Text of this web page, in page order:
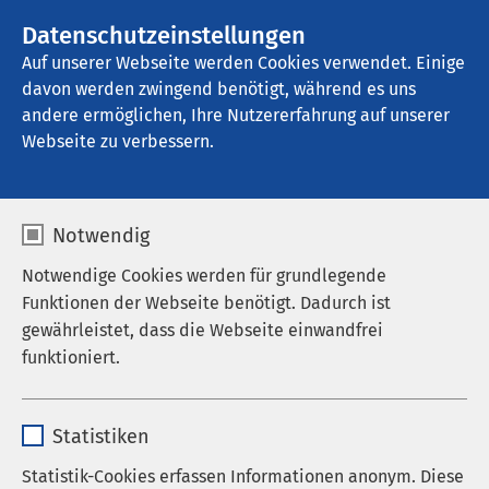
Datenschutzeinstellungen
Auf unserer Webseite werden Cookies verwendet. Einige
davon werden zwingend benötigt, während es uns
andere ermöglichen, Ihre Nutzererfahrung auf unserer
Webseite zu verbessern.
Notwendig
Notwendige Cookies werden für grundlegende
Funktionen der Webseite benötigt. Dadurch ist
gewährleistet, dass die Webseite einwandfrei
funktioniert.
Anbieter sgalinski
Statistiken
Statistik-Cookies erfassen Informationen anonym. Diese
AMEOS Klinikum Warendorf „Joseph
Zumloh“
Seelsorge
Die katholische Diözese Münster hat einen
Seelsorger für die Betreuung der Patienten im
AMEOS Klinikum Warendorf beauftragt.
Unser Seelsorger versteht sich als
Gesprächspartner für Patienten und ihre